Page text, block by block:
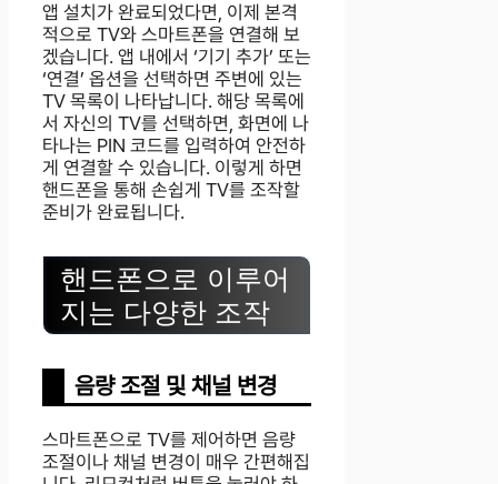
앱 설치가 완료되었다면, 이제 본격
적으로 TV와 스마트폰을 연결해 보
겠습니다. 앱 내에서 ‘기기 추가’ 또는
‘연결’ 옵션을 선택하면 주변에 있는
TV 목록이 나타납니다. 해당 목록에
서 자신의 TV를 선택하면, 화면에 나
타나는 PIN 코드를 입력하여 안전하
게 연결할 수 있습니다. 이렇게 하면
핸드폰을 통해 손쉽게 TV를 조작할
준비가 완료됩니다.
핸드폰으로 이루어
지는 다양한 조작
음량 조절 및 채널 변경
스마트폰으로 TV를 제어하면 음량
조절이나 채널 변경이 매우 간편해집